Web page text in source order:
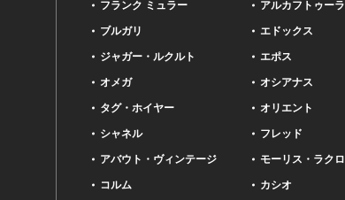
フランク ミュラー
ブルガリ
ジャガー・ルクルト
オメガ
タグ・ホイヤー
シャネル
アバウト・ヴィンテージ
コルム
アルカフトゥーラ
エドックス
エポス
オシアナス
オリエント
フレッド
モーリス・ラク
カシオ